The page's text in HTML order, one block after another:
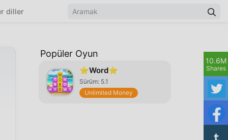
diller
Popüler Oyun
⭐Word⭐
Sürüm: 5.1
Unlimited Money
10.6M
Shares